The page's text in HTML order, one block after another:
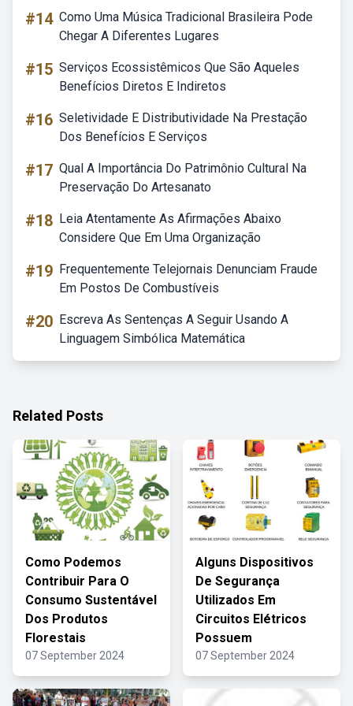
#14 Como Uma Música Tradicional Brasileira Pode
Chegar A Diferentes Lugares
#15 Serviços Ecossistêmicos Que São Aqueles
Benefícios Diretos E Indiretos
#16 Seletividade E Distributividade Na Prestação
Dos Benefícios E Serviços
#17 Qual A Importância Do Patrimônio Cultural Na
Preservação Do Artesanato
#18 Leia Atentamente As Afirmações Abaixo
Considere Que Em Uma Organização
#19 Frequentemente Telejornais Denunciam Fraude
Em Postos De Combustíveis
#20 Escreva As Sentenças A Seguir Usando A
Linguagem Simbólica Matemática
Related Posts
Como Podemos
Contribuir Para O
Consumo Sustentável
Dos Produtos
Florestais
07 September 2024
Alguns Dispositivos
De Segurança
Utilizados Em
Circuitos Elétricos
Possuem
07 September 2024